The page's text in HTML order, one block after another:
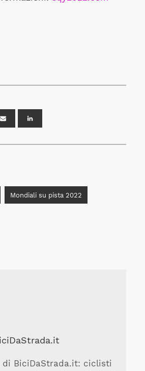
Mondiali su pista 2022
di BiciDaStrada.it: ciclisti